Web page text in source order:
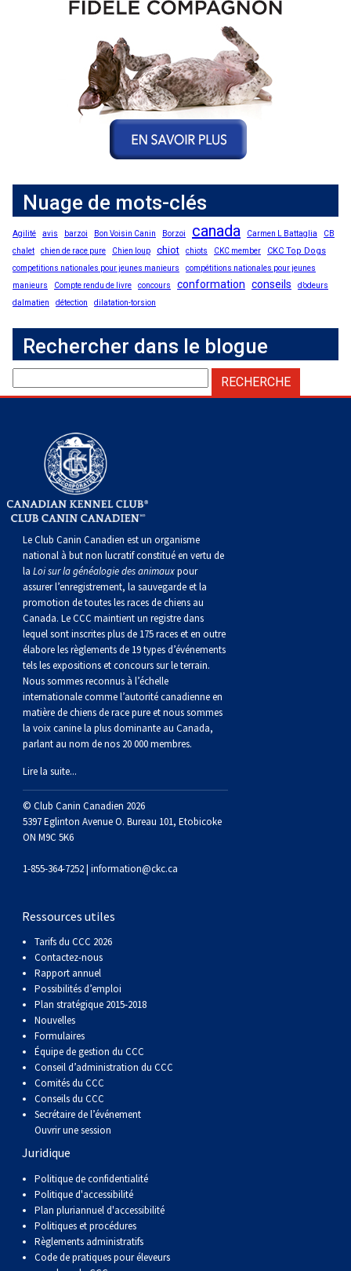
Nuage de mots-clés
Agilité avis barzoi Bon Voisin Canin Borzoi canada Carmen L Battaglia
CB
chalet
chien de race pure Chien loup chiot chiots CKC member CKC Top Dogs
competitions nationales pour jeunes manieurs
compétitions nationales pour jeunes
manieurs
Compte rendu de livre concours conformation conseils
d’odeurs
dalmatien
détection dilatation-torsion
Rechercher dans le blogue
Le Club Canin Canadien est un organisme
national à but non lucratif constitué en vertu de
la Loi sur la généalogie des animauxpour
assurer l’enregistrement, la sauvegarde et la
promotion de toutes les races de chiens au
Canada. Le CCC maintient un registre dans
lequel sont inscrites plus de 175 races et en outre
élabore les règlements de 19 types d’événements
tels les expositions et concours sur le terrain.
Nous sommes reconnus à l’échelle
internationale comme l’autorité canadienne en
matière de chiens de race pure et nous sommes
la voix canine la plus dominante au Canada,
parlant au nom de nos 20 000 membres.
Lire la suite...
© Club Canin Canadien 2026
5397 Eglinton Avenue O. Bureau 101, Etobicoke
ON M9C 5K6
1-855-364-7252 | information@ckc.ca
Ressources utiles
Tarifs du CCC 2026
Contactez-nous
Rapport annuel
Possibilités d’emploi
Plan stratégique 2015-2018
Nouvelles
Formulaires
Équipe de gestion du CCC
Conseil d’administration du CCC
Comités du CCC
Conseils du CCC
Secrétaire de l’événement
Ouvrir une session
Juridique
Politique de confidentialité
Politique d'accessibilité
Plan pluriannuel d'accessibilité
Politiques et procédures
Règlements administratifs
Code de pratiques pour éleveurs